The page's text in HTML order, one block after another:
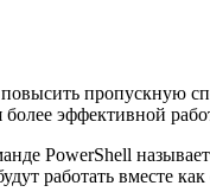
пропускную
более эффективной
PowerShell
работать вместе